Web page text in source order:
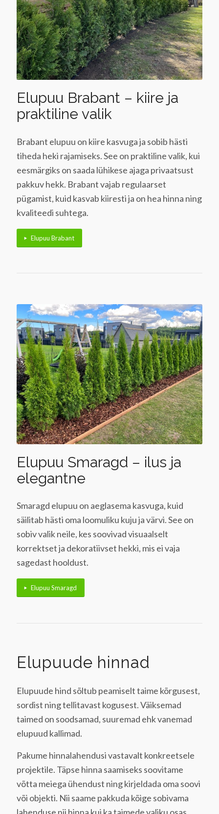
Elupuu Brabant – kiire ja
praktiline valik
Brabant elupuu on kiire kasvuga ja sobib hästi
tiheda heki rajamiseks. See on praktiline valik, kui
eesmärgiks on saada lühikese ajaga privaatsust
pakkuv hekk. Brabant vajab regulaarset
pügamist, kuid kasvab kiiresti ja on hea hinna ning
kvaliteedi suhtega.
Elupuu Brabant
Elupuu Smaragd – ilus ja
elegantne
Smaragd elupuu on aeglasema kasvuga, kuid
säilitab hästi oma loomuliku kuju ja värvi. See on
sobiv valik neile, kes soovivad visuaalselt
korrektset ja dekoratiivset hekki, mis ei vaja
sagedast hooldust.
Elupuu Smaragd
Elupuude hinnad
Elupuude hind sõltub peamiselt taime kõrgusest,
sordist ning tellitavast kogusest. Väiksemad
taimed on soodsamad, suuremad ehk vanemad
elupuud kallimad.
Pakume hinnalahendusi vastavalt konkreetsele
projektile. Täpse hinna saamiseks soovitame
võtta meiega ühendust ning kirjeldada oma soovi
või objekti. Nii saame pakkuda kõige sobivama